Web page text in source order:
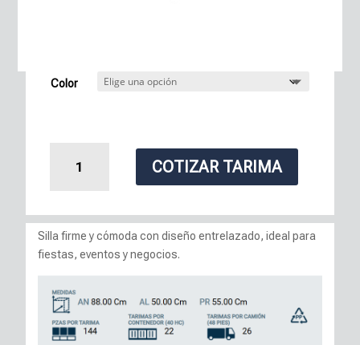
Color
Montecarlo
COTIZAR TARIMA
Silla firme y cómoda con diseño entrelazado, ideal para
fiestas, eventos y negocios.